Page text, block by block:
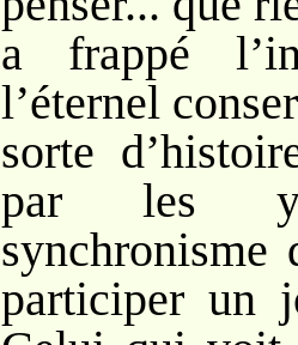
a frappé
l’éternel
sorte
par les
participer un